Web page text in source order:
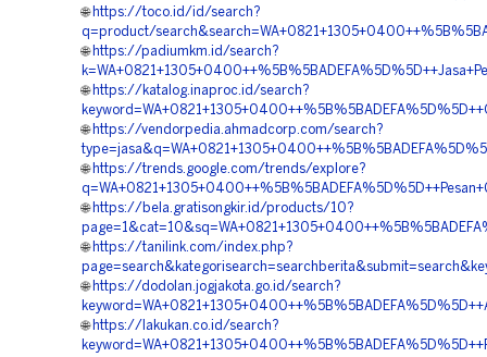
🌐 https://toco.id/id/search?
q=product/
🌐 https://padiumkm.id/search?
🌐 https://katalog.inaproc.id/search?
🌐 https://vendorpedia.ahmadcorp.com/search?
🌐 https://trends.google.com/trends/explore?
🌐 https://bela.gratisongkir.id/products/10?
🌐 https://tanilink.com/index.php?
🌐 https://dodolan.jogjakota.go.id/search?
🌐 https://lakukan.co.id/search?